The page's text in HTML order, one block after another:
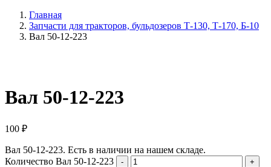
Главная
Запчасти для тракторов, бульдозеров Т-130, Т-170, Б-10
Вал 50-12-223
Вал 50-12-223
100 ₽
Вал 50-12-223. Есть в наличии на нашем складе.
Количество Вал 50-12-223